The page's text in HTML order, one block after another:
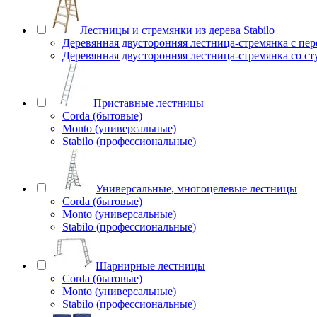
Лестницы и стремянки из дерева Stabilo
Деревянная двусторонняя лестница-стремянка с
Деревянная двусторонняя лестница-стремянка со
Приставные лестницы
Corda (бытовые)
Monto (универсальные)
Stabilo (профессиональные)
Универсальные, многоцелевые лестницы
Corda (бытовые)
Monto (универсальные)
Stabilo (профессиональные)
Шарнирные лестницы
Corda (бытовые)
Monto (универсальные)
Stabilo (профессиональные)